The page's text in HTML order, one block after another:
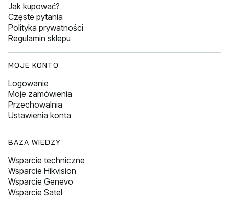
Jak kupować?
Częste pytania
Polityka prywatności
Regulamin sklepu
MOJE KONTO
Logowanie
Moje zamówienia
Przechowalnia
Ustawienia konta
BAZA WIEDZY
Wsparcie techniczne
Wsparcie Hikvision
Wsparcie Genevo
Wsparcie Satel